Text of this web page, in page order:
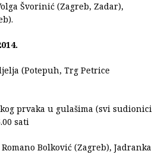
Švorinić (Zagreb, Zadar),
(Potepuh, Trg Petrice
prvaka u gulašima (svi sudionici
sati
Bolković (Zagreb), Jadranka